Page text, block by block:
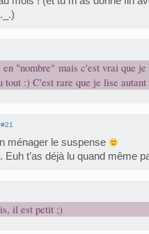
en "nombre" mais c'est vrai que
tout :) C'est rare que je lise
#21
ménager le suspense
t’as déjà lu quand même
il est petit ;)